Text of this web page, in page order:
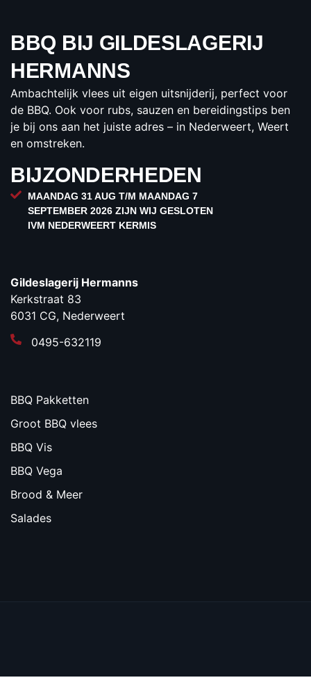
DILS – CURRYWORST SAUS
€8,50
per stuk
BESTELLEN
BBQ BIJ GILDESLAGERIJ
HERMANNS
Ambachtelijk vlees uit eigen uitsnijderij, perfect voor
de BBQ. Ook voor rubs, sauzen en bereidingstips ben
je bij ons aan het juiste adres – in Nederweert, Weert
en omstreken.
BIJZONDERHEDEN
MAANDAG 31 AUG T/M MAANDAG 7
SEPTEMBER 2026 ZIJN WIJ GESLOTEN
IVM NEDERWEERT KERMIS
Gildeslagerij Hermanns
Kerkstraat 83
6031 CG, Nederweert
0495-632119
BBQ Pakketten
Groot BBQ vlees
BBQ Vis
BBQ Vega
Brood & Meer
Salades